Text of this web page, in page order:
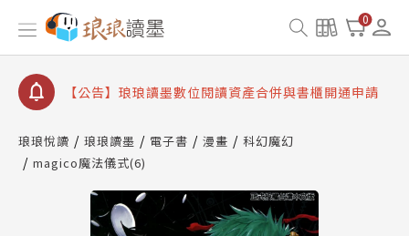
0
【公告】琅琅書店服務升級重要說明及資產合併結果
查詢
【公告】因 Readmoo 讀墨系統維護中，本站同步暫
【公告】琅琅讀墨數位閱讀資產合併與書櫃開通申請
【公告】琅琅讀墨 3 分鐘完成書櫃開通與資產合併申
請圖文教學
【公告】琅琅書店服務升級重要說明及資產合併結果
【公告】因 Readmoo 讀墨系統維護中，本站同步暫
琅琅悅讀 琅琅讀墨 電子書 漫畫
科幻魔幻
magico魔法儀式(6)